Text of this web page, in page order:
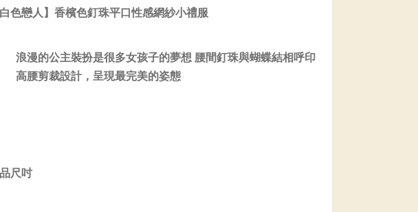
色戀人】香檳色釘珠平口性感網紗小禮服
浪漫的公主裝扮是很多女孩子的夢想 腰間釘珠與蝴蝶結相呼印
高腰剪裁設計，呈現最完美的姿態
尺吋